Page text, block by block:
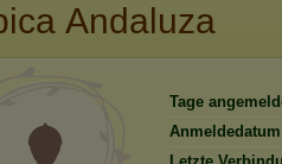
Andaluza
Tage